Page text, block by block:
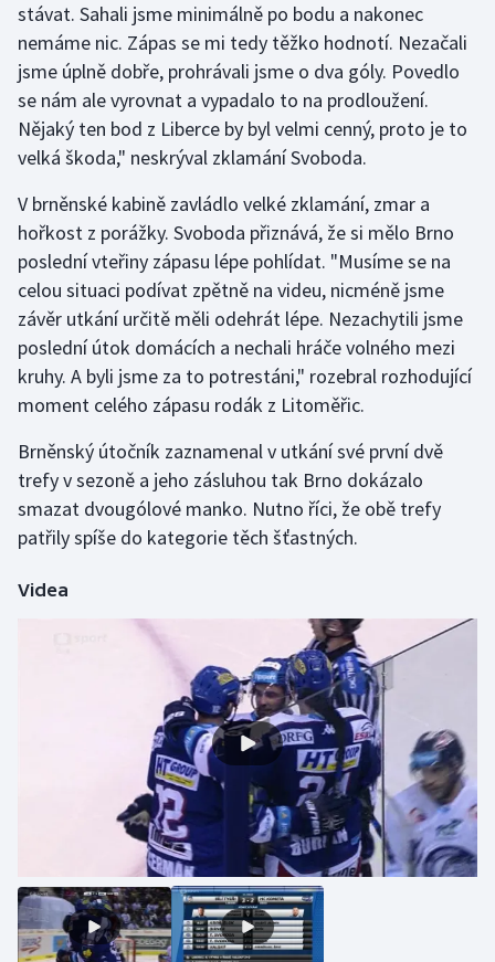
Gymnastika
Házená
Jezdectví
Krasobruslení
Lezení
Lyže a snowboard
Moderní pětiboj
Motorsport
Olympijské hry
Parasport
Plavání
Plážový volejbal
Rychlobruslení
Rychlostní kanoistika
Sportovní střelba
stávat. Sahali jsme minimálně po bodu a nakonec
nemáme nic. Zápas se mi tedy těžko hodnotí. Nezačali
jsme úplně dobře, prohrávali jsme o dva góly. Povedlo
se nám ale vyrovnat a vypadalo to na prodloužení.
Nějaký ten bod z Liberce by byl velmi cenný, proto je to
velká škoda," neskrýval zklamání Svoboda.
V brněnské kabině zavládlo velké zklamání, zmar a
hořkost z porážky. Svoboda přiznává, že si mělo Brno
poslední vteřiny zápasu lépe pohlídat. "Musíme se na
celou situaci podívat zpětně na videu, nicméně jsme
závěr utkání určitě měli odehrát lépe. Nezachytili jsme
poslední útok domácích a nechali hráče volného mezi
kruhy. A byli jsme za to potrestáni," rozebral rozhodující
moment celého zápasu rodák z Litoměřic.
Brněnský útočník zaznamenal v utkání své první dvě
trefy v sezoně a jeho zásluhou tak Brno dokázalo
smazat dvougólové manko. Nutno říci, že obě trefy
patřily spíše do kategorie těch šťastných.
Videa